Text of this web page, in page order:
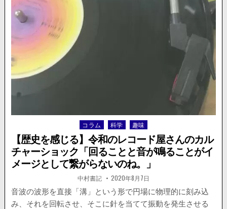
屋
で
客
が
店
員
に
暴
行。
動
Posted
in
コラム 科学 趣味
【歴史を感じる】令和のレコード屋さんのカル
チャーショック「回ることと音が鳴ることがイ
メージとして繋がらないのね。」
著
者:
中村書記 掲
載
日：
2020年8月7日
音波の波形を直接「溝」という形で円場に物理的に刻み込
み、それを回転させ、そこに針を当てて振動を発生させる